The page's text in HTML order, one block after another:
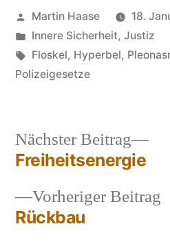
Veröffentlicht
von
Martin Haase
18.
Veröffentlicht
in
Innere Sicherheit, Justiz
Schlagwörter:
Floskel, Hyperbel,
Polizeigesetze
Vorheriger Beitrag
Rückbau
Nächster Beitrag
Freiheitsenergie